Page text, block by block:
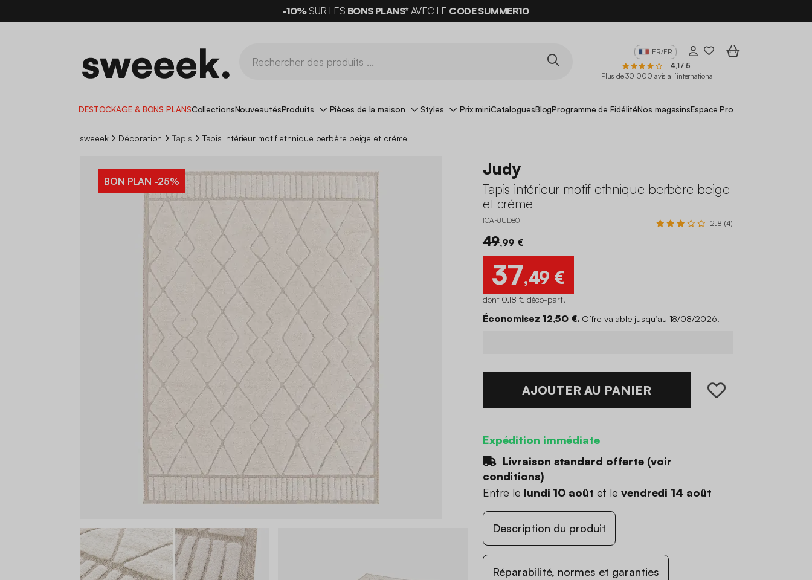
-10%SUR LES BONS PLANS*AVEC LE CODE SUMMER10
FR/FR
4,1 / 5
Plus de 30 000 avis à l’international
DESTOCKAGE & BONS PLANSCollectionsNouveautésProduits Pièces de la maison Styles Prix miniCataloguesBlogProgramme de FidélitéNos magasinsEspace Pro
sweeek Décoration Tapis Tapis intérieur motif ethnique berbère beige et créme
BON PLAN -25%
Judy
Tapis intérieur motif ethnique berbère beige
et créme
ICARJUD80 2.8 (4)
49,99 €
37,49 €
dont 0,18 € d'éco-part.
Économisez 12,50 €. Offre valable jusqu’au 18/08/2026.
AJOUTER AU PANIER
Expédition immédiate
Livraison standard offerte (voir
conditions)
Entre le lundi 10 août et le vendredi 14 août
Description du produit
Réparabilité, normes et garanties